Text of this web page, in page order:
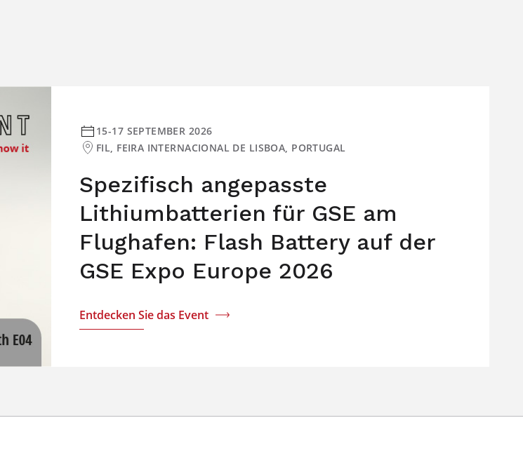
Spezifisch angepasste
Lithiumbatterien für GSE am
Flughafen: Flash Battery auf der
GSE Expo Europe 2026
15-17 SEPTEMBER 2026
FIL, FEIRA INTERNACIONAL DE LISBOA, PORTUGAL
Entdecken Sie das Event